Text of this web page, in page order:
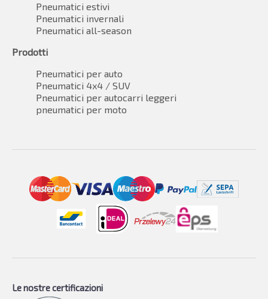
Pneumatici estivi
Pneumatici invernali
Pneumatici all-season
Prodotti
Pneumatici per auto
Pneumatici 4x4 / SUV
Pneumatici per autocarri leggeri
pneumatici per moto
Le nostre certificazioni